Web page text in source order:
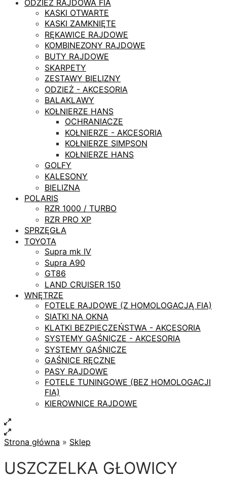
ODZIEŻ RAJDOWA FIA
KASKI OTWARTE
KASKI ZAMKNIĘTE
RĘKAWICE RAJDOWE
KOMBINEZONY RAJDOWE
BUTY RAJDOWE
SKARPETY
ZESTAWY BIELIZNY
ODZIEŻ - AKCESORIA
BALAKLAWY
KOŁNIERZE HANS
OCHRANIACZE
KOŁNIERZE - AKCESORIA
KOŁNIERZE SIMPSON
KOŁNIERZE HANS
GOLFY
KALESONY
BIELIZNA
POLARIS
RZR 1000 / TURBO
RZR PRO XP
SPRZĘGŁA
TOYOTA
Supra mk IV
Supra A90
GT86
LAND CRUISER 150
WNĘTRZE
FOTELE RAJDOWE (Z HOMOLOGACJĄ FIA)
SIATKI NA OKNA
KLATKI BEZPIECZEŃSTWA - AKCESORIA
SYSTEMY GAŚNICZE - AKCESORIA
SYSTEMY GAŚNICZE
GAŚNICE RĘCZNE
PASY RAJDOWE
FOTELE TUNINGOWE (BEZ HOMOLOGACJI
FIA)
KIEROWNICE RAJDOWE
Strona główna » Sklep
USZCZELKA GŁOWICY